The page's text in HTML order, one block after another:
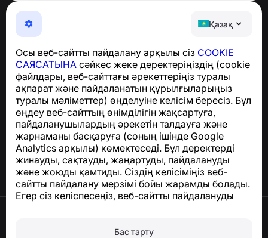
Қазақ
Осы веб-сайтты пайдалану арқылы сіз COOKIE
САЯСАТЫНА сәйкес жеке деректеріңіздің (cookie
файлдары, веб-сайттағы әрекеттеріңіз туралы
ақпарат және пайдаланатын құрылғыларыңыз
туралы мәліметтер) өңделуіне келісім бересіз. Бұл
өңдеу веб-сайттың өнімділігін жақсартуға,
пайдаланушылардың әрекетін талдауға және
жарнаманы басқаруға (соның ішінде Google
Analytics арқылы) көмектеседі. Бұл деректерді
жинауды, сақтауды, жаңартуды, пайдалануды
және жоюды қамтиды. Сіздің келісіміңіз веб-
сайтты пайдалану мерзімі бойы жарамды болады.
Егер сіз келіспесеңіз, веб-сайтты пайдалануды
Бас тарту
NumBuster © 2013—2026 ·
Телефон алаяқтарынан, спамнан және қажетсіз
хабарламалардан қорғайтын ыңғайлы қолданба
үшін: support@numbuster.com
Анықтама орталығы
Жаңалықтар мен
мақалалар
Жоба туралы
Байланыс